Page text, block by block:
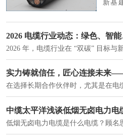
新基
大清
2026 电缆行业动态：绿色、智
中缆太平洋浅谈低烟无卤电力电